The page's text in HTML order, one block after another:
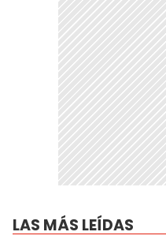
LAS MÁS LEÍDAS